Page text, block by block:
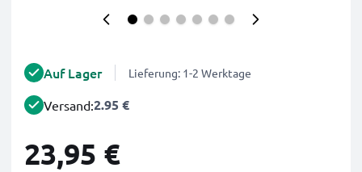
Auf Lager Lieferung: 1-2 Werktage
Versand:2.95 €
23,95 €